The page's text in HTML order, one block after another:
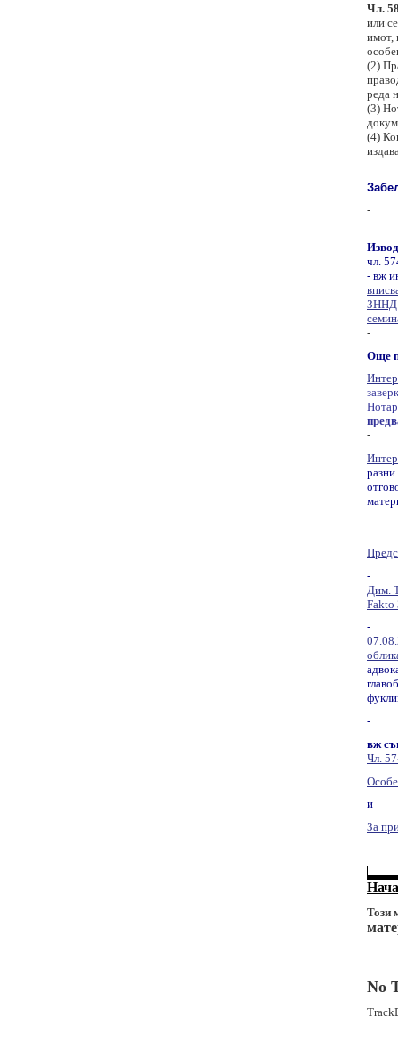
Чл.
или
имот,
(2)
реда
(3)
(4)
-
чл.
- вж
ЗННД
-
Още
-
-
-
Дим.
Fakto
-
-
вж
Чл.
и
За
Този
No